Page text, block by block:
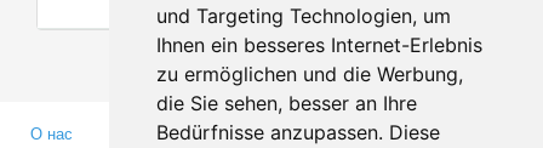
und Targeting Technologien, um
Ihnen ein besseres Internet-Erlebnis
zu ermöglichen und die Werbung,
die Sie sehen, besser an Ihre
Bedürfnisse anzupassen. Diese
О нас
Партнерам